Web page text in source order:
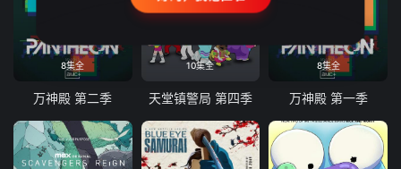
8集全
万神殿 第二季
10集全
天堂镇警局 第四季
8集全
万神殿 第一季